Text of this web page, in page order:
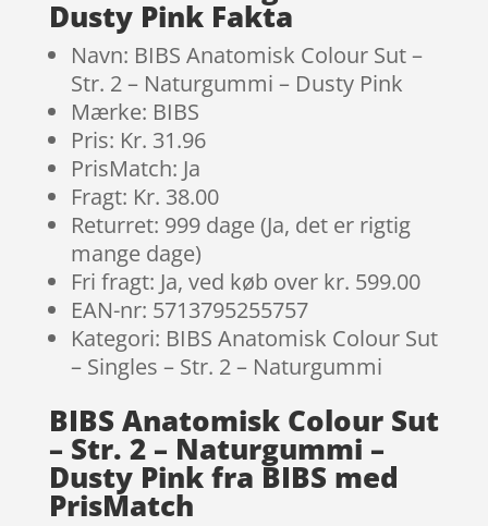
Dusty Pink Fakta
Navn: BIBS Anatomisk Colour Sut –
Str. 2 – Naturgummi – Dusty Pink
Mærke: BIBS
Pris: Kr. 31.96
PrisMatch: Ja
Fragt: Kr. 38.00
Returret: 999 dage (Ja, det er rigtig
mange dage)
Fri fragt: Ja, ved køb over kr. 599.00
EAN-nr: 5713795255757
Kategori: BIBS Anatomisk Colour Sut
– Singles – Str. 2 – Naturgummi
BIBS Anatomisk Colour Sut
– Str. 2 – Naturgummi –
Dusty Pink fra BIBS med
PrisMatch